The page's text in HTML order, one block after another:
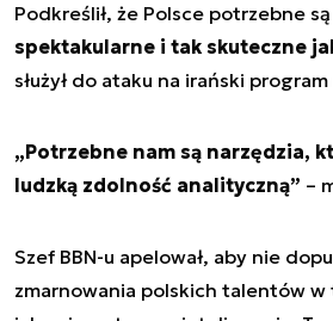
Podkreślił, że Polsce potrzebne
spektakularne i tak skuteczne
służył do ataku na irański
„Potrzebne nam są narzędzia,
ludzką zdolność analityczną” –
Szef BBN-u apelował, aby nie
zmarnowania polskich talentów